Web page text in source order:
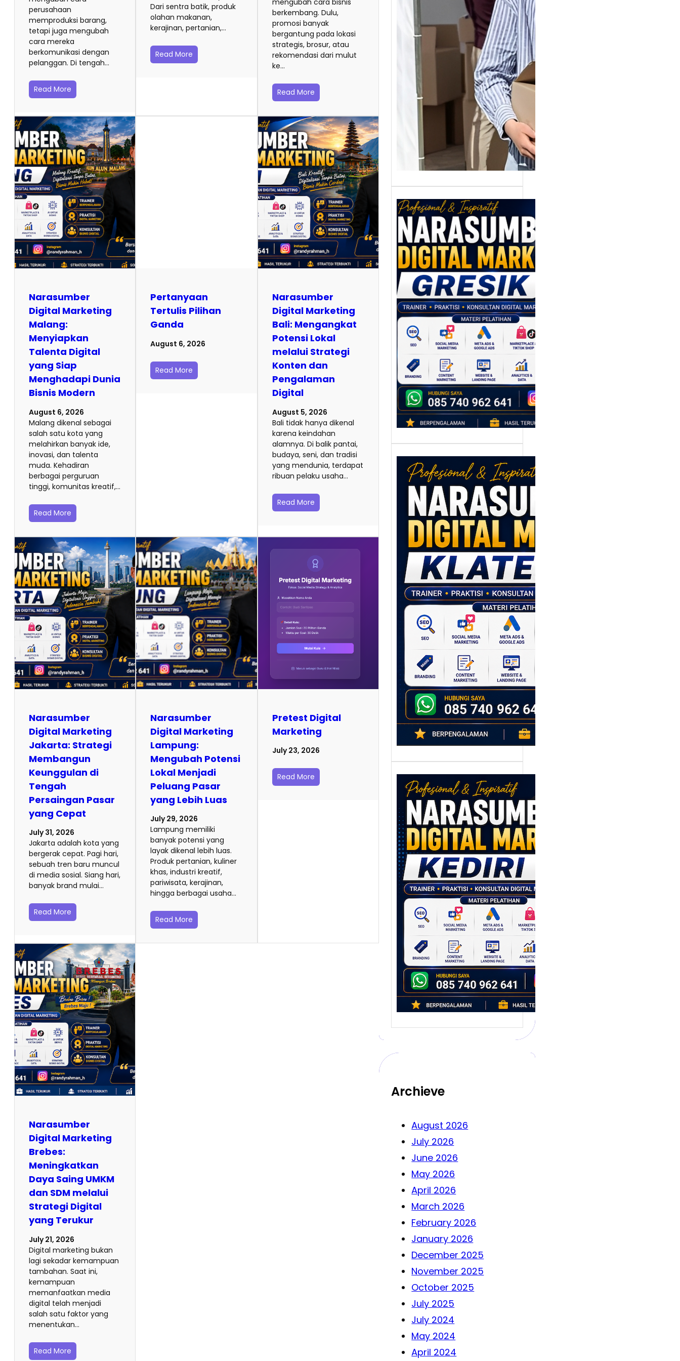
perusahaan
memproduksi barang,
tetapi juga mengubah
cara mereka
berkomunikasi dengan
pelanggan. Di tengah…
Read More
Dari sentra batik, produk
olahan makanan,
kerajinan, pertanian,…
Read More
berkembang. Dulu,
promosi banyak
bergantung pada lokasi
strategis, brosur, atau
rekomendasi dari mulut
ke…
Read More
Narasumber
Digital Marketing
Malang:
Menyiapkan
Talenta Digital
yang Siap
Menghadapi Dunia
Bisnis Modern
August 6, 2026
Malang dikenal sebagai
salah satu kota yang
melahirkan banyak ide,
inovasi, dan talenta
muda. Kehadiran
berbagai perguruan
tinggi, komunitas kreatif,…
Read More
Pertanyaan
Tertulis Pilihan
Ganda
August 6, 2026
Read More
Narasumber
Digital Marketing
Bali: Mengangkat
Potensi Lokal
melalui Strategi
Konten dan
Pengalaman
Digital
August 5, 2026
Bali tidak hanya dikenal
karena keindahan
alamnya. Di balik pantai,
budaya, seni, dan tradisi
yang mendunia, terdapat
ribuan pelaku usaha…
Read More
Narasumber
Digital Marketing
Jakarta: Strategi
Membangun
Keunggulan di
Tengah
Persaingan Pasar
yang Cepat
July 31, 2026
Jakarta adalah kota yang
bergerak cepat. Pagi hari,
sebuah tren baru muncul
di media sosial. Siang hari,
banyak brand mulai…
Read More
Narasumber
Digital Marketing
Lampung:
Mengubah Potensi
Lokal Menjadi
Peluang Pasar
yang Lebih Luas
July 29, 2026
Lampung memiliki
banyak potensi yang
layak dikenal lebih luas.
Produk pertanian, kuliner
khas, industri kreatif,
pariwisata, kerajinan,
hingga berbagai usaha…
Read More
Pretest Digital
Marketing
July 23, 2026
Read More
Narasumber
Digital Marketing
Brebes:
Meningkatkan
Daya Saing UMKM
dan SDM melalui
Strategi Digital
yang Terukur
July 21, 2026
Digital marketing bukan
lagi sekadar kemampuan
tambahan. Saat ini,
kemampuan
memanfaatkan media
digital telah menjadi
salah satu faktor yang
menentukan…
Read More
Baca Juga Cara
Berjualan Di
Tiktokshop TikTok
menjadi tempat
Narasumber
Digital Marketing
Gresik:
Meningkatkan
Daya Saing SDM
dan Bisnis di Era
Transformasi
Digital
Perkembangan dunia
industri tidak hanya
mengubah cara
perusahaan
memproduksi barang,
…
Narasumber
Digital Marketing
Klaten: Membantu
UMKM dan SDM
Lokal Naik Kelas
Melalui Strategi
Digital
Setiap daerah memiliki
potensi ekonomi yang
berbeda, dan Klaten
adalah…
Narasumber
Digital Marketing
Kediri:
Membangun
Strategi
Pemasaran
Berbasis Data
untuk Bisnis yang
Bertumbuh
Digital marketing
telah mengubah cara
bisnis berkembang.
Dulu, promosi banyak…
Archieve
August 2026
July 2026
June 2026
May 2026
April 2026
March 2026
February 2026
January 2026
December 2025
November 2025
October 2025
July 2025
July 2024
May 2024
April 2024